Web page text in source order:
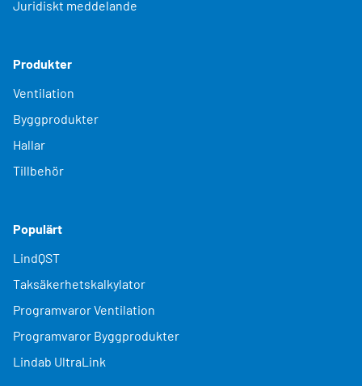
Juridiskt meddelande
Produkter
Ventilation
Byggprodukter
Hallar
Tillbehör
Populärt
LindQST
Taksäkerhetskalkylator
Programvaror Ventilation
Programvaror Byggprodukter
Lindab UltraLink